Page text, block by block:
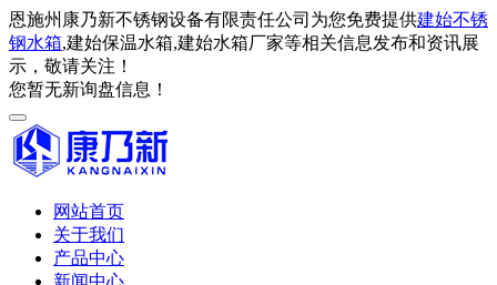
恩施州康乃新不锈钢设备有限责任公司为您免费提供建始不锈
钢水箱,建始保温水箱,建始水箱厂家等相关信息发布和资讯展
示，敬请关注！
您暂无新询盘信息！
网站首页
关于我们
产品中心
新闻中心